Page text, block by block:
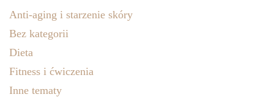
Anti-aging i starzenie skóry
Bez kategorii
Dieta
Fitness i ćwiczenia
Inne tematy